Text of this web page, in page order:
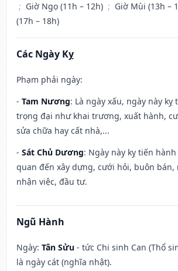
; Giờ Ngọ (11h – 12h) ; Giờ Mùi (13h –
(17h – 18h)
Các Ngày Kỵ
Phạm phải ngày:
- Tam Nương: Là ngày xấu, ngày này kỵ
trọng đại như khai trương, xuất hành,
sửa chữa hay cất nhà,...
- Sát Chủ Dương: Ngày này kỵ tiến
quan đến xây dựng, cưới hỏi, buôn bán,
nhận việc, đầu tư.
Ngũ Hành
Ngày: Tân Sửu - tức Chi sinh Can (Thổ
là ngày cát (nghĩa nhật).